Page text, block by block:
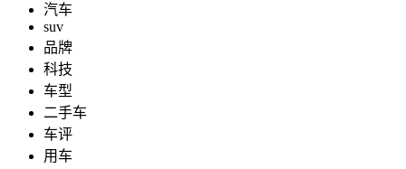
汽车
suv
品牌
科技
车型
二手车
车评
用车